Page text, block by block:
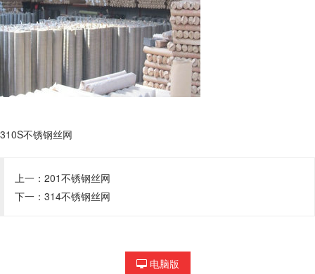
310S不锈钢丝网
上一： 201不锈钢丝网
下一： 314不锈钢丝网
电脑版